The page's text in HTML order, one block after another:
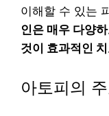
이해할 수 있는
인은 매우 다양
것이 효과적인
아토피의